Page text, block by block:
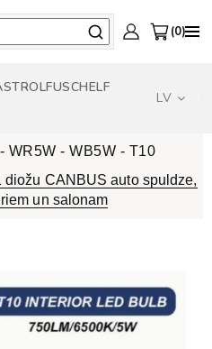
0
FUSCHELF
LV
WR5W - WB5W - T10
CANBUS auto spuldze,
un salonam